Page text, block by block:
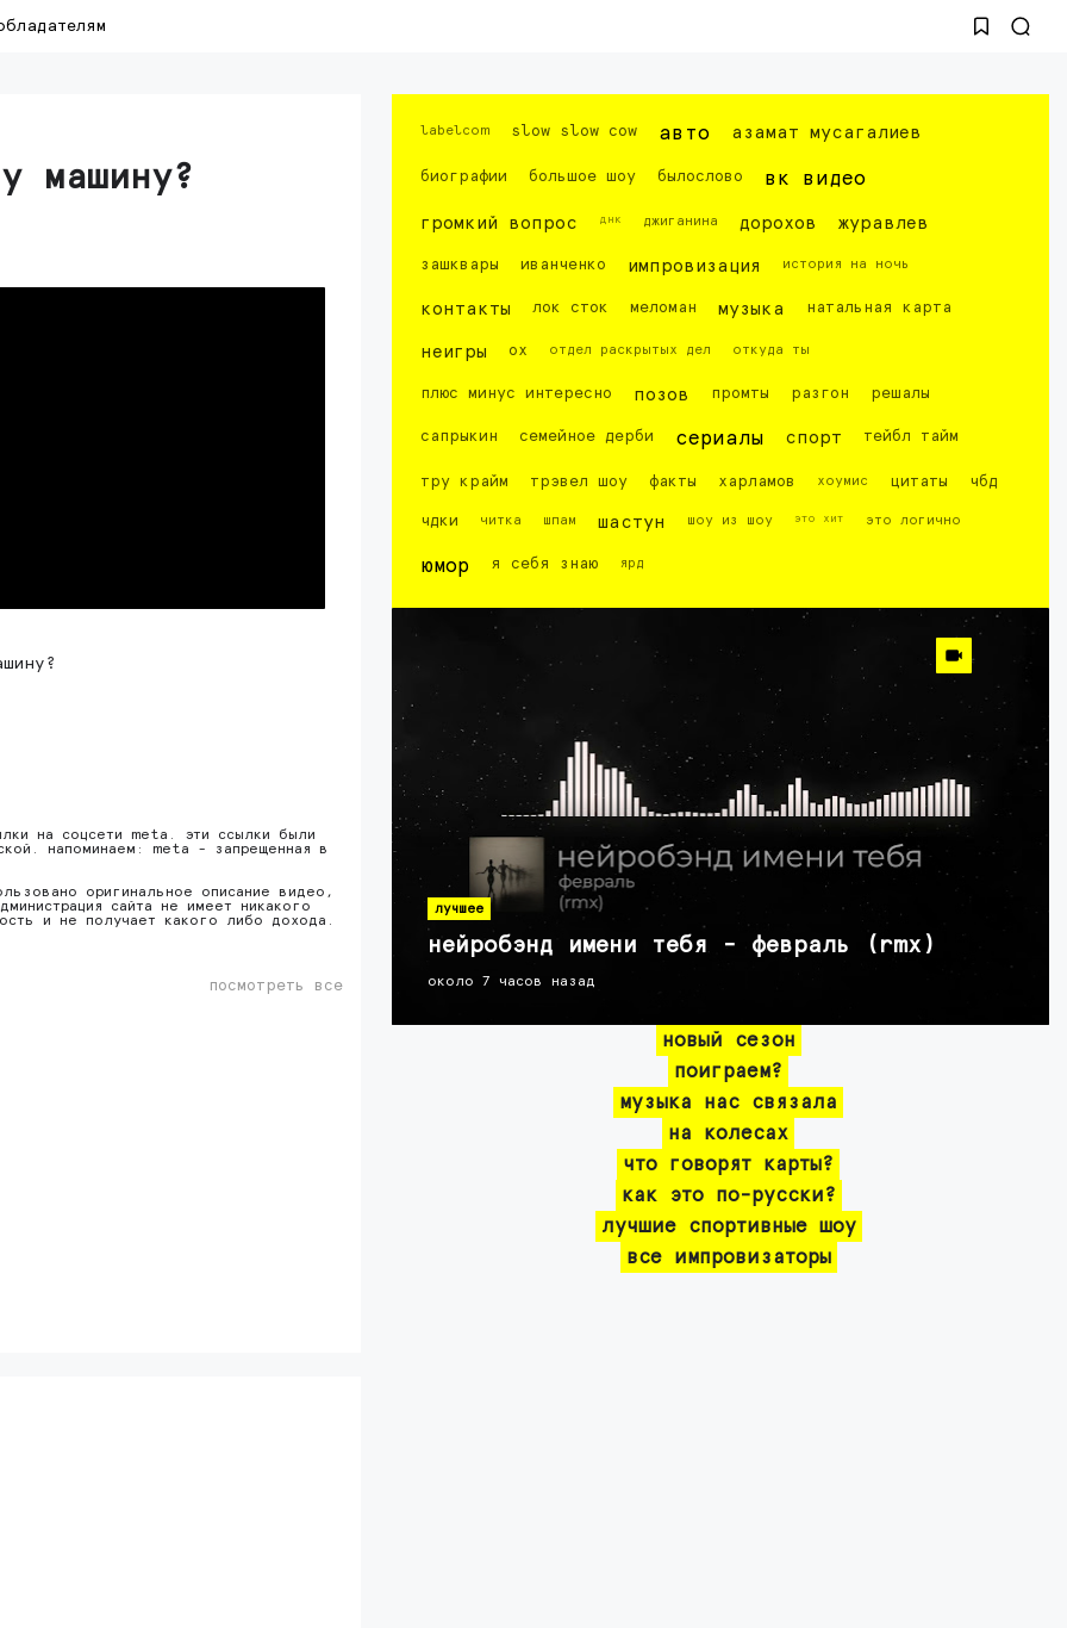
машину?
на соцсети meta. эти ссылки были
напоминаем: meta - запрещенная в
оригинальное описание видео,
сайта не имеет никакого
и не получает какого либо дохода.
посмотреть все
labelcom slow slow cow авто азамат мусагалиев
биографии большое шоу былослово вк видео
громкий вопрос днк джиганина дорохов журавлев
зашквары иванченко импровизация история на ночь
контакты лок сток меломан музыка натальная карта
неигры ох отдел раскрытых дел откуда ты
плюс минус интересно позов промты разгон решалы
сапрыкин семейное дерби сериалы спорт тейбл тайм
тру крайм трэвел шоу факты харламов хоумис цитаты чбд
чдки читка шпам шастун шоу из шоу это хит это логично
юмор я себя знаю ярд
лучшее
нейробэнд имени тебя - февраль (rmx)
около 7 часов назад
новый сезон
поиграем?
музыка нас связала
на колесах
что говорят карты?
как это по-русски?
лучшие спортивные шоу
все импровизаторы